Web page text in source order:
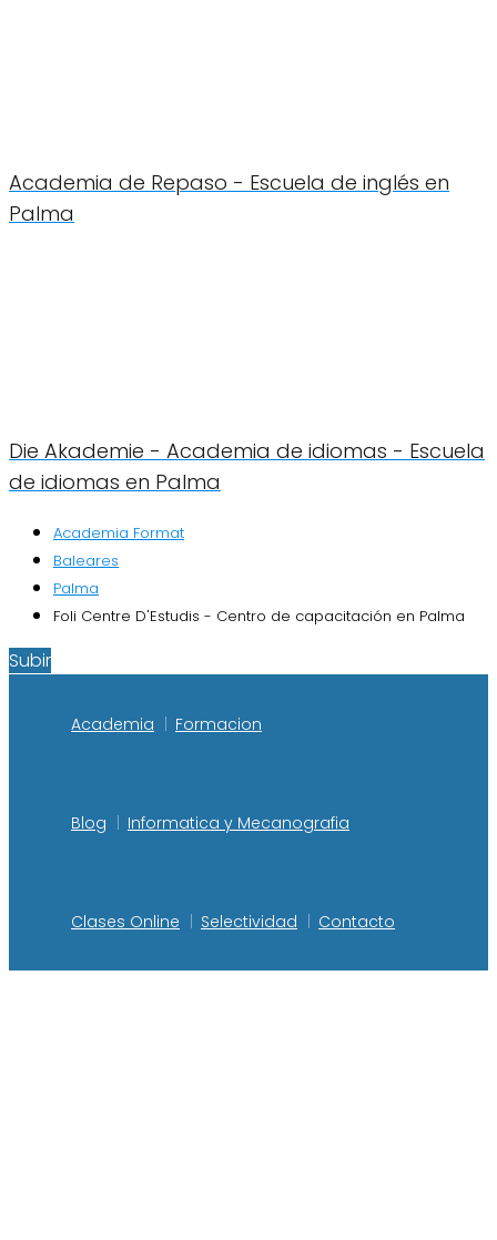
Academia de Repaso - Escuela de inglés en
Palma
Die Akademie - Academia de idiomas - Escuela
de idiomas en Palma
Academia Format
Baleares
Palma
Foli Centre D'Estudis - Centro de capacitación en Palma
Subir
Academia Formacion
Blog Informatica y Mecanografia
Clases Online Selectividad Contacto